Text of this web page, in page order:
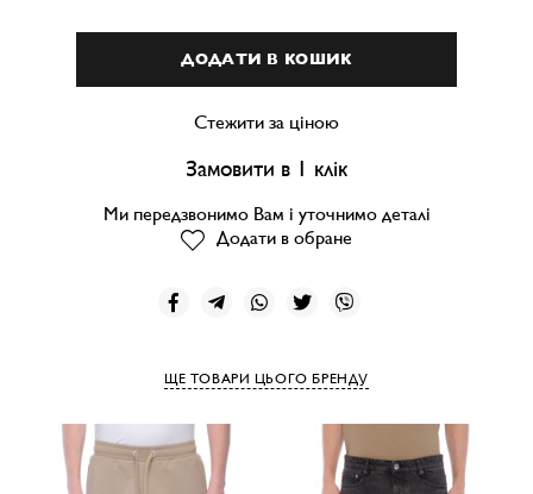
ДОДАТИ В КОШИК
Стежити за ціною
Замовити в 1 клік
Ми передзвонимо Вам і уточнимо деталі
Додати в обране
ЩЕ ТОВАРИ ЦЬОГО БРЕНДУ